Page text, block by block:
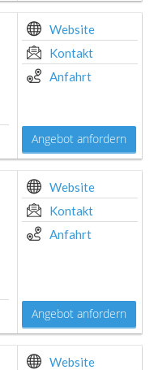
Website
Kontakt
Anfahrt
Angebot anfordern
Website
Kontakt
Anfahrt
Angebot anfordern
Website